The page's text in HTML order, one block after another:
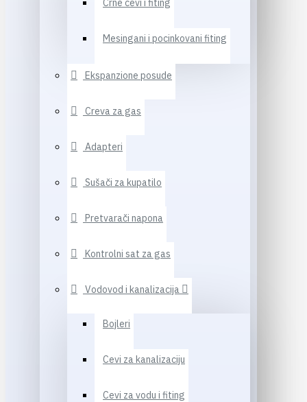
Crne cevi i fiting
Mesingani i pocinkovani fiting
Ekspanzione posude
Creva za gas
Adapteri
Sušači za kupatilo
Pretvarači napona
Kontrolni sat za gas
Vodovod i kanalizacija
Bojleri
Cevi za kanalizaciju
Cevi za vodu i fiting